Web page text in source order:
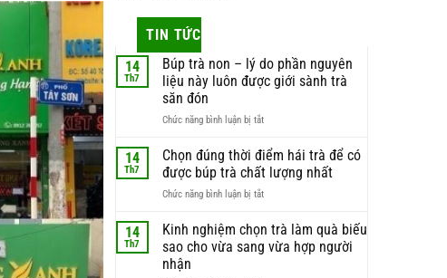
TIN TỨC
14
Th7
Búp trà non – lý do phần nguyên
liệu này luôn được giới sành trà
săn đón
Chức năng bình luận bị tắtở
trà
non
–
lý
phần
nguyên
liệu
14
Th7
Chọn đúng thời điểm hái trà để có
được búp trà chất lượng nhất
Chức năng bình luận bị tắtở
đúng
thời
điểm
14
Th7
Kinh nghiệm chọn trà làm quà biếu
sao cho vừa sang vừa hợp người
nhận